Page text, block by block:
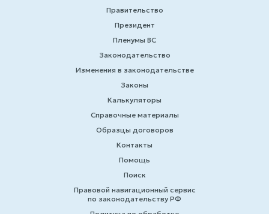
Правительство
Президент
Пленумы ВС
Законодательство
Изменения в законодательстве
Законы
Калькуляторы
Справочные материалы
Образцы договоров
Контакты
Помощь
Поиск
Правовой навигационный сервис
по законодательству РФ